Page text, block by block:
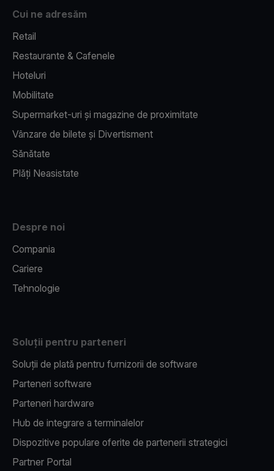
Cui ne adresăm
Retail
Restaurante & Cafenele
Hoteluri
Mobilitate
Supermarket-uri și magazine de proximitate
Vânzare de bilete și Divertisment
Sănătate
Plăți Neasistate
Despre noi
Compania
Cariere
Tehnologie
Soluții pentru parteneri
Soluții de plată pentru furnizorii de software
Parteneri software
Parteneri hardware
Hub de integrare a terminalelor
Dispozitive populare oferite de partenerii strategici
Partner Portal